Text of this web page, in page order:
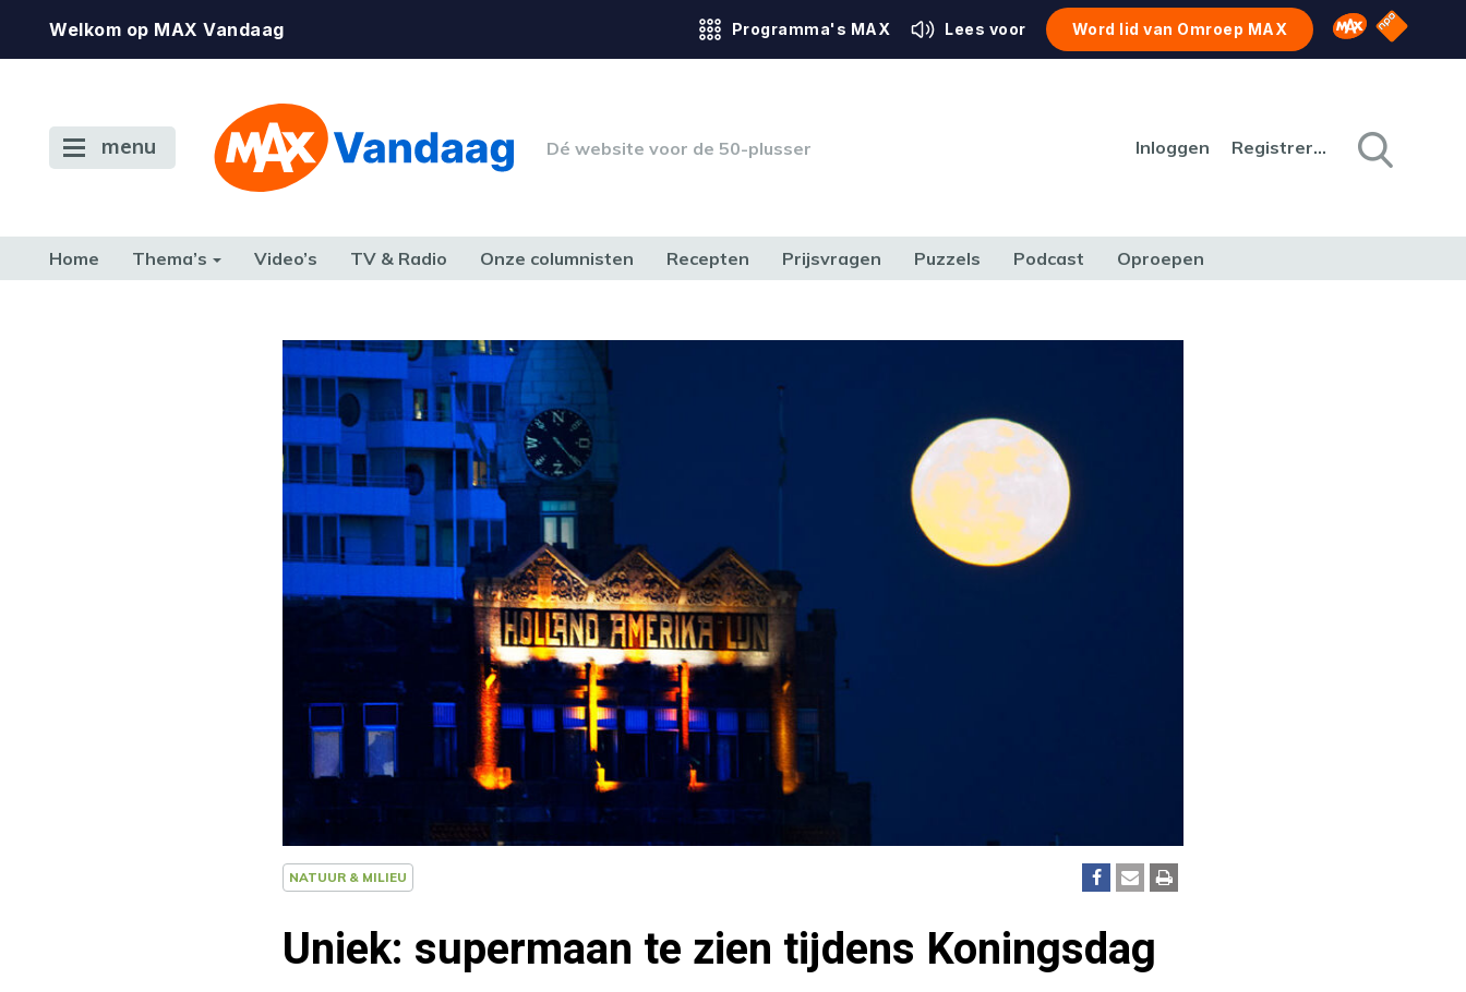
Welkom op MAX Vandaag Programma's MAX Lees voor Word lid van Omroep MAX Omroep MAX
NPO
menu Dé website voor de 50-plusser Inloggen Registreren
Home Thema’s Video’s TV & Radio Onze columnisten Recepten Prijsvragen Puzzels Podcast Oproepen
NATUUR & MILIEU
Uniek: supermaan te zien tijdens Koningsdag